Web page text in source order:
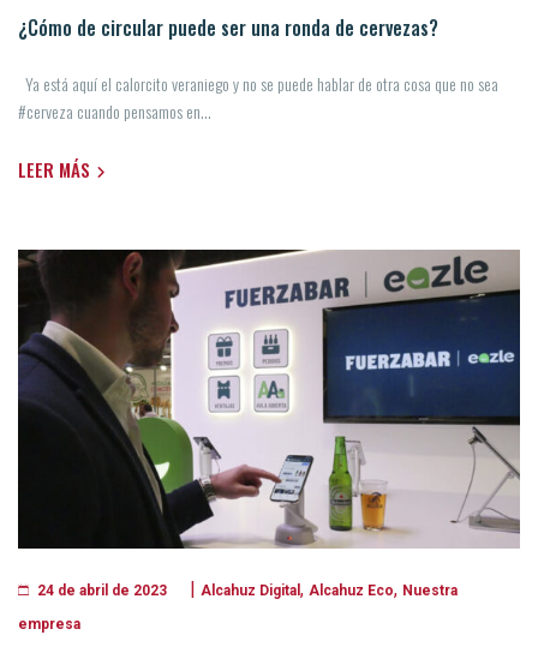
¿Cómo de circular puede ser una ronda de cervezas?
Ya está aquí el calorcito veraniego y no se puede hablar de otra cosa que no sea
#cerveza cuando pensamos en...
LEER MÁS
24 de abril de 2023 | Alcahuz Digital , Alcahuz Eco, Nuestra
empresa